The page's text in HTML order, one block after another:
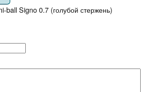
ball Signo 0.7 (голубой стержень)